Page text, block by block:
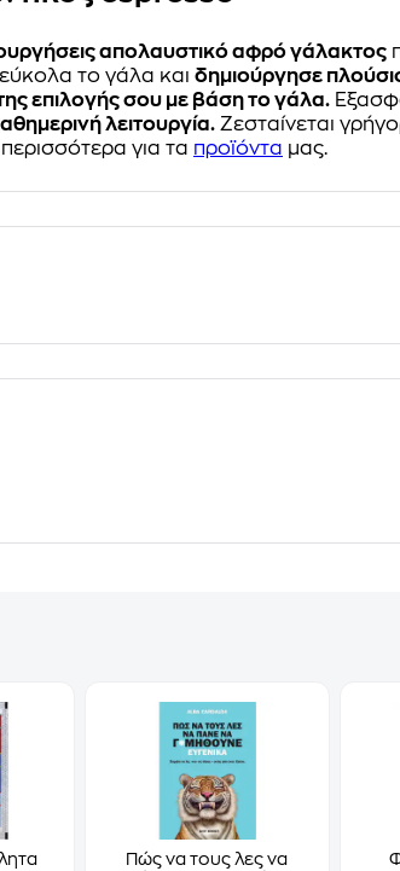
απολαυστικό αφρό γάλακτος
το γάλα και δημιούργησε
επιλογής σου με βάση το γάλα.
λειτουργία.Ζεσταίνεται
για τα προϊόντα μας.
Πώς να τους λες να